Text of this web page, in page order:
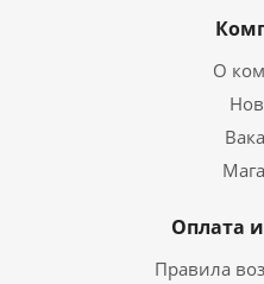
О
Оплата
Правила